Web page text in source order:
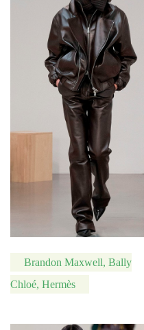
Brandon Maxwell, Bally
Chloé, Hermès